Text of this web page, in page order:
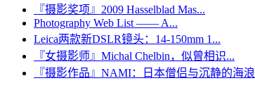
『摄影奖项』2009 Hasselblad Mas...
Photography Web List —— A...
Leica两款新DSLR镜头：14-150mm 1...
『女摄影师』Michal Chelbin，似曾相识...
『摄影作品』NAMI：日本僧侣与沉静的海浪